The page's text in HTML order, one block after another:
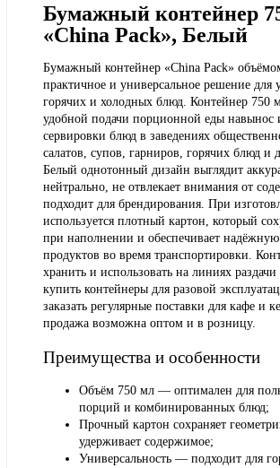
Бумажный контейнер
«China Pack», Белый
Бумажный контейнер «China Pack»
практичное и универсальное решение для
горячих и холодных блюд. Контейнер 750
удобной подачи порционной еды навынос
сервировки блюд в заведениях
салатов, супов, гарниров, горячих блюд и
Белый однотонный дизайн выглядит
нейтрально, не отвлекает внимания от
подходит для брендирования. При
используется плотный картон, который
при наполнении и обеспечивает
продуктов во время транспортировки.
хранить и использовать на линиях
купить контейнеры для разовой
заказать регулярные поставки для кафе и
продажа возможна оптом и в розницу.
Преимущества и особенности
Объём 750 мл — оптимален для
порций и комбинированных блюд;
Прочный картон сохраняет
удерживает содержимое;
Универсальность — подходит для